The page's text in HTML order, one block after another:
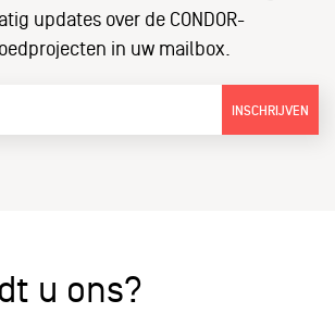
updates over de CONDOR-
in uw mailbox.
INSCHRIJVEN
u ons?